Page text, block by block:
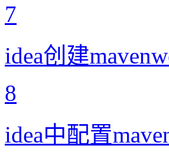
7
idea创建
8
idea中配置